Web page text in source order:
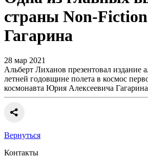
страны Non-Fiction
Гагарина
28 мар 2021
Альберт Лиханов презентовал издание
летней годовщине полета в космос
космонавта Юрия Алексеевича
Вернуться
Контакты